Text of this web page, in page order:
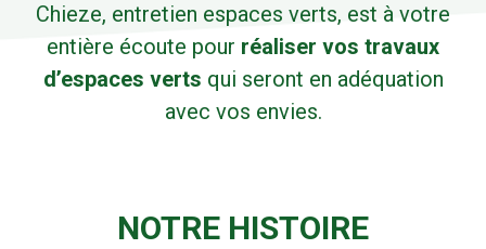
Chieze, entretien espaces verts, est à votre
entière écoute pour réaliser vos travaux
d’espaces verts qui seront en adéquation
avec vos envies.
NOTRE HISTOIRE